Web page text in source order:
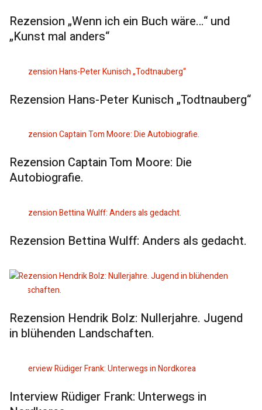
Rezension „Wenn ich ein Buch wäre…“ und
„Kunst mal anders“
Rezension Hans-Peter Kunisch „Todtnauberg“
Rezension Captain Tom Moore: Die
Autobiografie.
Rezension Bettina Wulff: Anders als gedacht.
Rezension Hendrik Bolz: Nullerjahre. Jugend
in blühenden Landschaften.
Interview Rüdiger Frank: Unterwegs in